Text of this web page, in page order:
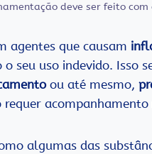
deve ser feito
agentes que causam
seu uso indevido. Isso
ou até mesmo,
algumas das